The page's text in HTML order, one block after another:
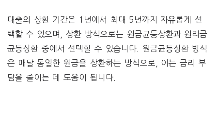
대출의 상환 기간은 1년에서 최대 5년까지 자유롭게 선
택할 수 있으며, 상환 방식으로는 원금균등상환과 원리금
균등상환 중에서 선택할 수 있습니다. 원금균등상환 방식
은 매달 동일한 원금을 상환하는 방식으로, 이는 금리 부
담을 줄이는 데 도움이 됩니다.